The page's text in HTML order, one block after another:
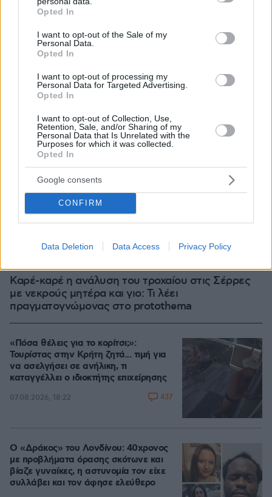
grant or deny consent to Google and its third-party tags to
use your data for below specified purposes in below Google
consent section.
Opted In
I want to opt-out of the Sale of my
Personal Data.
Opted In
I want to opt-out of processing my
Personal Data for Targeted Advertising.
Opted In
I want to opt-out of Collection, Use,
Retention, Sale, and/or Sharing of my
Personal Data that Is Unrelated with the
Purposes for which it was collected.
Opted In
Google consents
CONFIRM
Data Deletion Data Access Privacy Policy
Καρέ-καρέ η ανάλυση του τροχαίου στις Σέρρες
με νεκρούς μητέρα και γιο: Τι λέει
πραγματογνώμονας στο protothema
«Πόσα θέλεις για το κορίτσι;»:
Τουρίστας στην Κρήτη ζητά... τιμή για
να ασελγήσει σε ανήλικη, τι
καταγγέλλει ο ιδιοκτήτης επιχείρησης
07.08.2026, 18:22 437
Ο «Δράκος» του Λονδίνου: 40χρονος
με προβλήματα όρασης σκότωνε και
βίαζε γυναίκες, η αστυνομία τον είχε
συλλάβει και τον άφησε ελεύθερο